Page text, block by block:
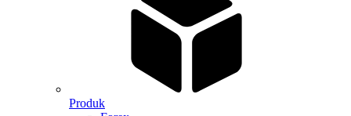
Produk